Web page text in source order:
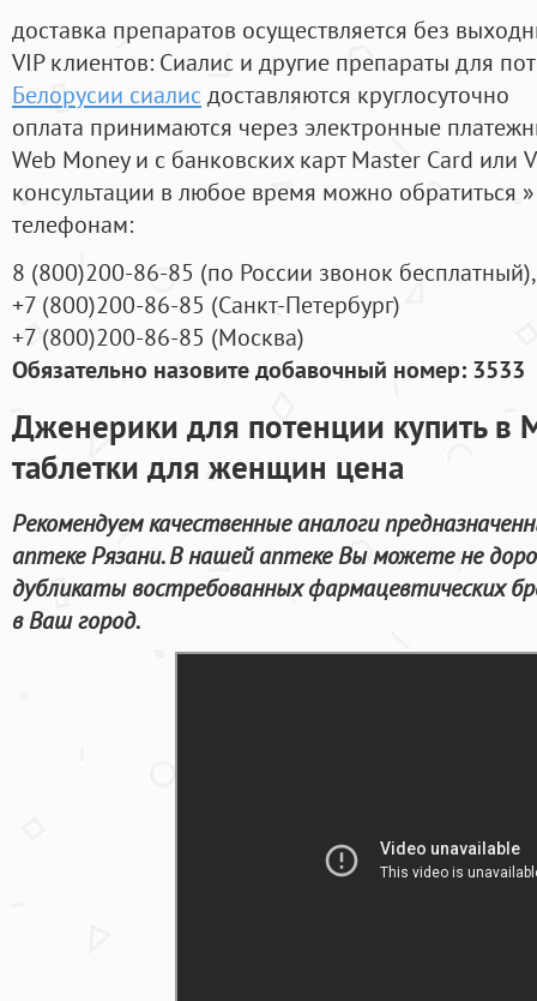
доставка препаратов осуществляется без
VIP клиентов: Сиалис и другие препараты для
Белорусии сиалис доставляются круглосуточно
оплата принимаются через электронные
Web Money и с банковских карт Master Card или
консультации в любое время можно обратиться
телефонам:
8 (800)200-86-85 (по России звонок бесплатный),
+7 (800)200-86-85 (Санкт-Петербург)
+7 (800)200-86-85 (Москва)
Обязательно назовите добавочный номер: 3533
Дженерики для потенции купить в
таблетки для женщин цена
Рекомендуем качественные аналоги
аптеке Рязани. В нашей аптеке Вы можете не
дубликаты востребованных фармацевтических
в Ваш город.